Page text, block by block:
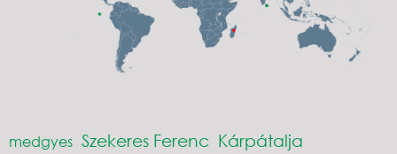
medgyes Szekeres Ferenc Kárpátalja